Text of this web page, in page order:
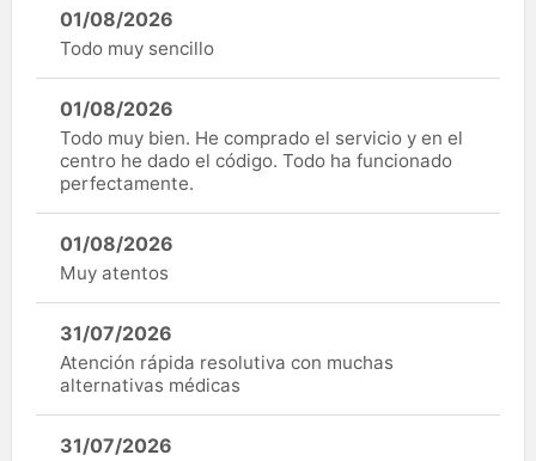
01/08/2026
Todo muy sencillo
01/08/2026
Todo muy bien. He comprado el servicio y en el
centro he dado el código. Todo ha funcionado
perfectamente.
01/08/2026
Muy atentos
31/07/2026
Atención rápida resolutiva con muchas
alternativas médicas
31/07/2026